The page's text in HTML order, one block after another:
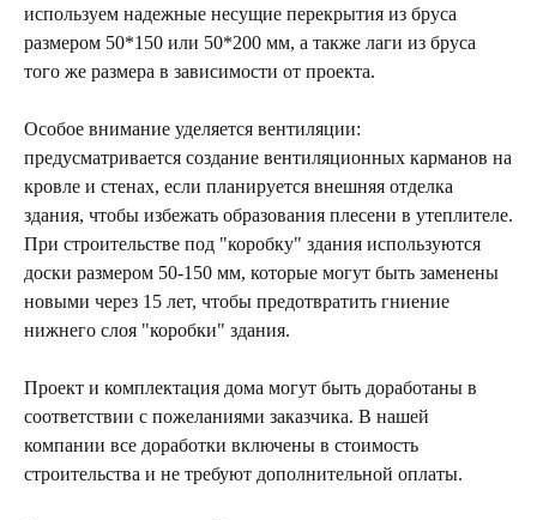
используем надежные несущие перекрытия из бруса
размером 50*150 или 50*200 мм, а также лаги из бруса
того же размера в зависимости от проекта.
Особое внимание уделяется вентиляции:
предусматривается создание вентиляционных карманов на
кровле и стенах, если планируется внешняя отделка
здания, чтобы избежать образования плесени в утеплителе.
При строительстве под "коробку" здания используются
доски размером 50-150 мм, которые могут быть заменены
новыми через 15 лет, чтобы предотвратить гниение
нижнего слоя "коробки" здания.
Проект и комплектация дома могут быть доработаны в
соответствии с пожеланиями заказчика. В нашей
компании все доработки включены в стоимость
строительства и не требуют дополнительной оплаты.